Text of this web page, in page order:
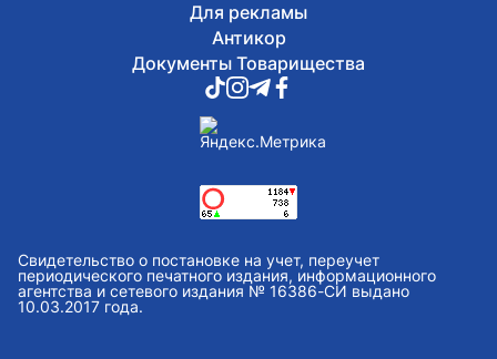
Для рекламы
Антикор
Документы Товарищества
Свидетельство о постановке на учет, переучет
периодического печатного издания, информационного
агентства и сетевого издания № 16386-СИ выдано
10.03.2017 года.